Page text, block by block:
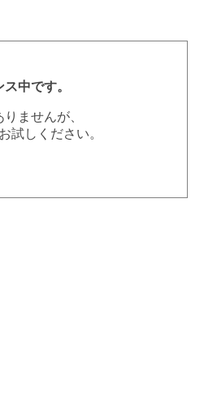
中です。
ませんが、
試しください。